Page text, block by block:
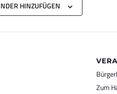
HINZUFÜGEN
Zum